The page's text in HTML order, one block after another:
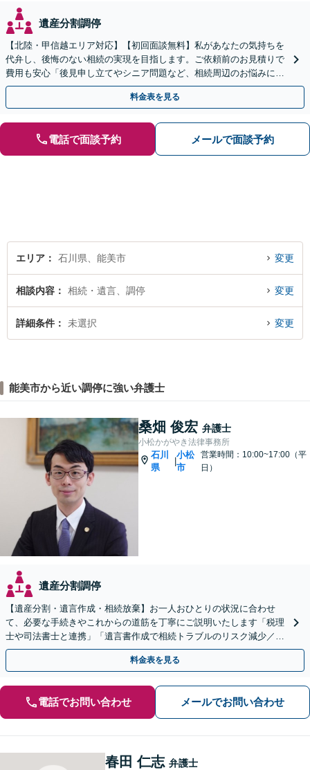
遺産分割調停
【北陸・甲信越エリア対応】【初回面談無料】私があなたの気持ちを
代弁し、後悔のない相続の実現を目指します。ご依頼前のお見積りで
費用も安心「後見申し立てやシニア問題など、相続周辺のお悩みにも
対処可能」【WEB面談対応】
料金表を見る
電話で面談予約 メールで面談予約
エリア 石川県、能美市 変更
相談内容 相続・遺言、調停 変更
詳細条件 未選択 変更
能美市から近い調停に強い弁護士
桑畑 俊宏 弁護士
小松かがやき法律事務所
石川
県
|
小松
市
営業時間：10:00~17:00（平
日）
遺産分割調停
【遺産分割・遺言作成・相続放棄】お一人おひとりの状況に合わせ
て、必要な手続きやこれからの道筋を丁寧にご説明いたします「税理
士や司法書士と連携」「遺言書作成で相続トラブルのリスク減少／形
式や内容について丁寧にアドバイス」
料金表を見る
電話でお問い合わせ メールでお問い合わせ
春田 仁志 弁護士